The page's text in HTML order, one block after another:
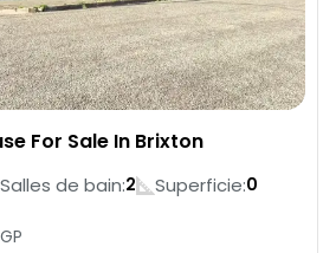
For Sale In Brixton
Salles de bain:2 Superficie:0